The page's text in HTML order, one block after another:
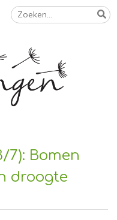
Zoeken
naar:
7): Bomen
droogte